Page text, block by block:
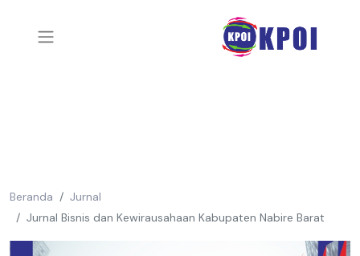
Beranda
Jurnal
Jurnal Bisnis dan Kewirausahaan Kabupaten Nabire Barat